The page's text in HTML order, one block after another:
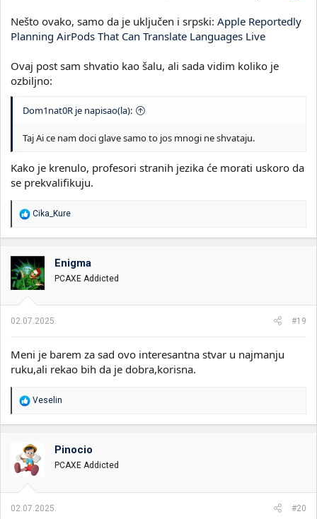
Nešto ovako, samo da je uključen i srpski: Apple Reportedly
Planning AirPods That Can Translate Languages Live
Ovaj post sam shvatio kao šalu, ali sada vidim koliko je
ozbiljno:
Dom1nat0R je napisao(la):
Taj Ai ce nam doci glave samo to jos mnogi ne shvataju.
Kako je krenulo, profesori stranih jezika će morati uskoro da
se prekvalifikuju.
R
o
v
a
n
:
Cika_Kure
Enigma
PCAXE Addicted
02.07.2025. #19
Meni je barem za sad ovo interesantna stvar u najmanju
ruku,ali rekao bih da je dobra,korisna.
R
a
o
v
a
n
:
Veselin
Pinocio
PCAXE Addicted
02.07.2025. #20